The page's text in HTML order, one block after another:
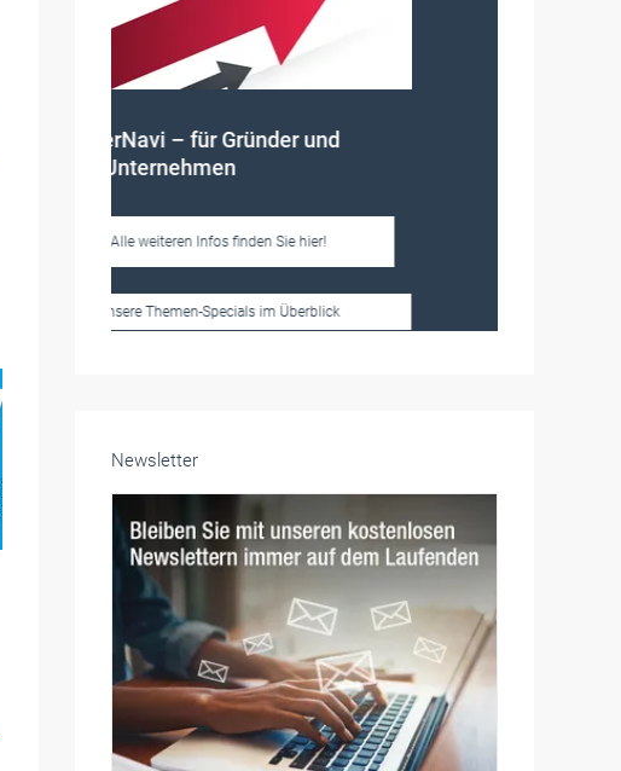
Frauen im Handwerk
Unsere Themen-Specials im Überblick
Newsletter